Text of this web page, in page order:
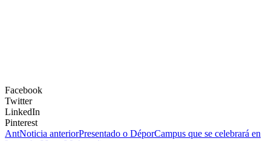
Facebook
Twitter
LinkedIn
Pinterest
AntNoticia anteriorPresentado o DéporCampus que se celebrará en